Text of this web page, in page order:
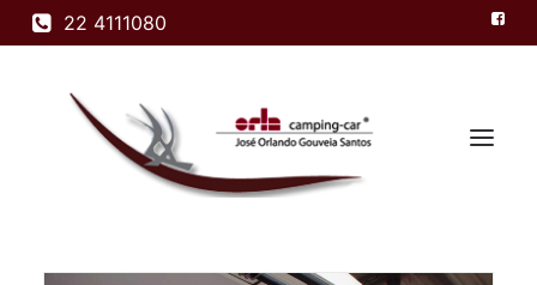
22 4111080